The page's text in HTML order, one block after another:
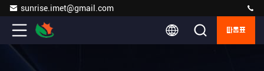
sunrise.imet@gmail.com
따옴표